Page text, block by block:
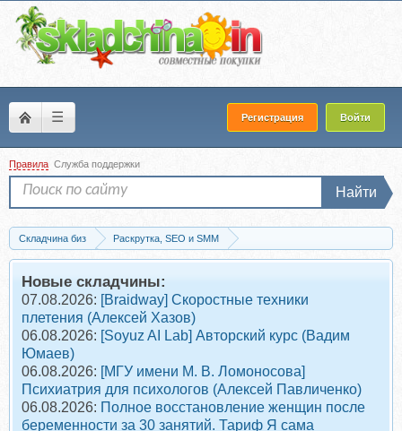
☰ Регистрация Войти
Правила Служба поддержки
Найти
Складчина биз
Раскрутка, SEO и SMM
SMM (Social Media Marketing)
Скачать [Soho.MBA] Как делать контент,
Новые складчины:
07.08.2026: [Braidway] Скоростные техники
плетения (Алексей Хазов)
06.08.2026: [Soyuz AI Lab] Авторский курс (Вадим
Юмаев)
06.08.2026: [МГУ имени М. В. Ломоносова]
Психиатрия для психологов (Алексей Павличенко)
06.08.2026: Полное восстановление женщин после
беременности за 30 занятий. Тариф Я сама